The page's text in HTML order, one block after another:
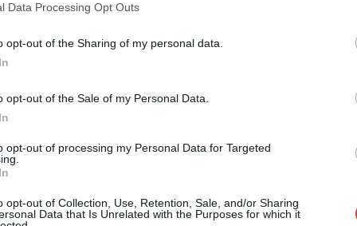
Data Processing Opt Outs
opt-out of the Sharing of my personal data.
opt-out of the Sale of my Personal Data.
opt-out of processing my Personal Data for Targeted
opt-out of Collection, Use, Retention, Sale, and/or Sharing
Data that Is Unrelated with the Purposes for which it
Jászfényszarun
szívszorító, ugyanakkor a természet